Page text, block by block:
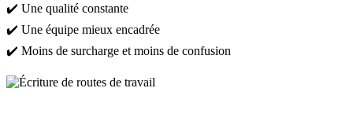
✔️ Une qualité constante
✔️ Une équipe mieux encadrée
✔️ Moins de surcharge et moins de confusion